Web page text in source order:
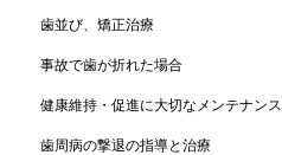
歯並び、矯正治療
事故で歯が折れた場合
健康維持・促進に大切なメンテナンス
歯周病の撃退の指導と治療